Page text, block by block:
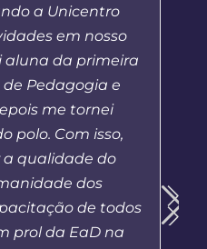
a Unicentro
em nosso
aluna da primeira
Pedagogia e
me tornei
polo. Com isso,
qualidade do
dos
de todos
prol da EaD na